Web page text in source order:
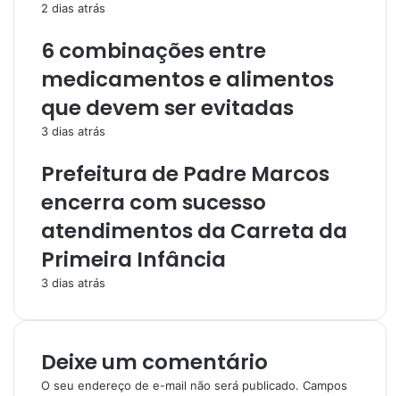
2 dias atrás
6 combinações entre
medicamentos e alimentos
que devem ser evitadas
3 dias atrás
Prefeitura de Padre Marcos
encerra com sucesso
atendimentos da Carreta da
Primeira Infância
3 dias atrás
Deixe um comentário
O seu endereço de e-mail não será publicado. Campos